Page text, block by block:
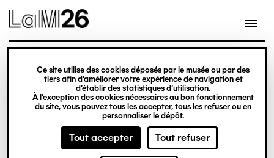
Gestion des cookies
Ce site utilise des cookies déposés par le musée ou par des
tiers afin d’améliorer votre expérience de navigation et
d’établir des statistiques d’utilisation.
À l’exception des cookies nécessaires au bon fonctionnement
du site, vous pouvez tous les accepter, tous les refuser ou en
personnaliser le dépôt.
Tout accepter Tout refuser
contenu